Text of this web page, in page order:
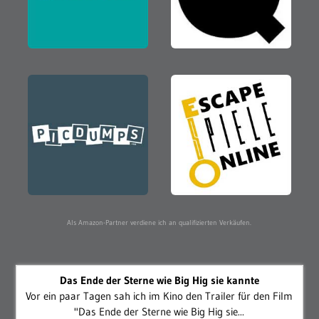
Als Amazon-Partner verdiene ich an qualifizierten Verkäufen.
Das Ende der Sterne wie Big Hig sie kannte
Vor ein paar Tagen sah ich im Kino den Trailer für den Film
"Das Ende der Sterne wie Big Hig sie...